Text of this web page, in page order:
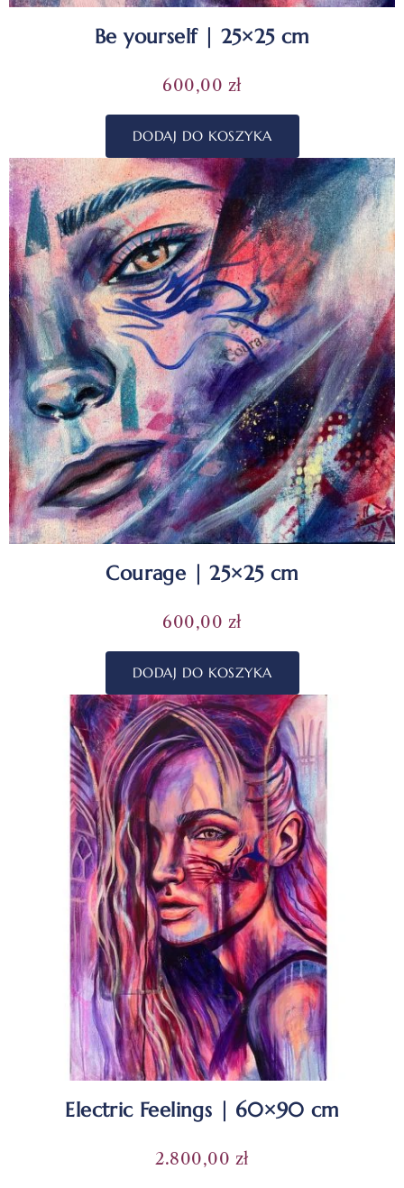
Be yourself | 25×25 cm
600,00 zł
DODAJ DO KOSZYKA
Courage | 25×25 cm
600,00 zł
DODAJ DO KOSZYKA
Electric Feelings | 60×90 cm
2.800,00 zł